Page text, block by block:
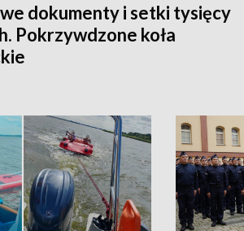
dokumenty i setki tysięcy
Pokrzywdzone koła